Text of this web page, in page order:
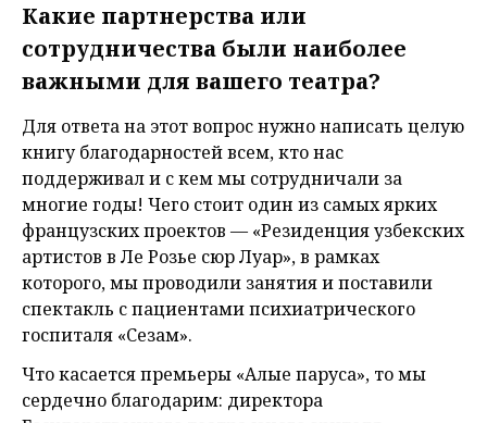
Какие партнерства или
сотрудничества были наиболее
важными для вашего театра?
Для ответа на этот вопрос нужно написать целую
книгу благодарностей всем, кто нас
поддерживал и с кем мы сотрудничали за
многие годы! Чего стоит один из самых ярких
французских проектов — «Резиденция узбекских
артистов в Ле Розье сюр Луар», в рамках
которого, мы проводили занятия и поставили
спектакль с пациентами психиатрического
госпиталя «Сезам».
Что касается премьеры «Алые паруса», то мы
сердечно благодарим: директора